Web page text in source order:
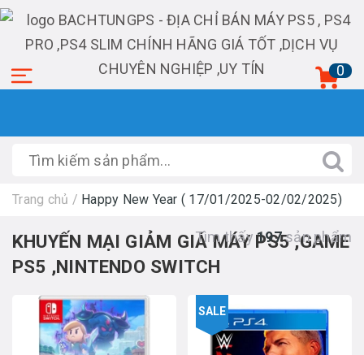
0
Trang chủ / Happy New Year ( 17/01/2025-02/02/2025)
KHUYẾN MẠI GIẢM GIÁ MÁY PS5 ,GAME
PS5 ,NINTENDO SWITCH
Tìm thấy197sản phẩm
SALE